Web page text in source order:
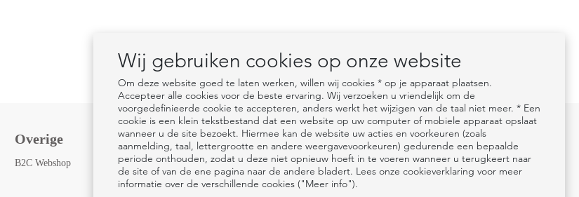
Wij gebruiken cookies op onze website
Om deze website goed te laten werken, willen wij cookies * op je apparaat plaatsen.
Accepteer alle cookies voor de beste ervaring. Wij verzoeken u vriendelijk om de
voorgedefinieerde cookie te accepteren, anders werkt het wijzigen van de taal niet meer. * Een
cookie is een klein tekstbestand dat een website op uw computer of mobiele apparaat opslaat
wanneer u de site bezoekt. Hiermee kan de website uw acties en voorkeuren (zoals
aanmelding, taal, lettergrootte en andere weergavevoorkeuren) gedurende een bepaalde
periode onthouden, zodat u deze niet opnieuw hoeft in te voeren wanneer u terugkeert naar
de site of van de ene pagina naar de andere bladert. Lees onze cookieverklaring voor meer
informatie over de verschillende cookies ("Meer info").
Overige
B2C Webshop
Volg ons